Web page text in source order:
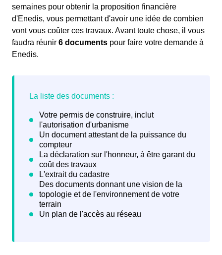
semaines pour obtenir la proposition financière
d'Enedis, vous permettant d'avoir une idée de combien
vont vous coûter ces travaux. Avant toute chose, il vous
faudra réunir 6 documents pour faire votre demande à
Enedis.